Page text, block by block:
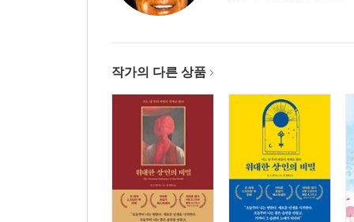
작가의 다른 상품